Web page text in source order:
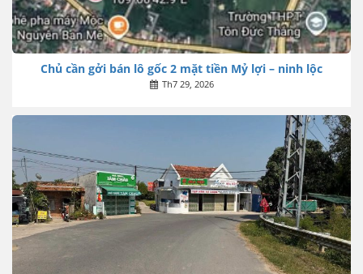
Chủ cần gởi bán lô gốc 2 mặt tiền Mỷ lợi – ninh lộc
Th7 29, 2026